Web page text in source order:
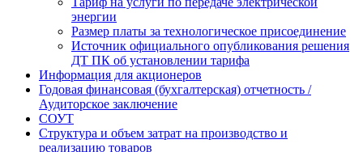
энергии
Размер платы за технологическое присоединение
Источник официального опубликования решения
ДТ ПК об установлении тарифа
Информация для акционеров
Годовая финансовая (бухгалтерская) отчетность /
Аудиторское заключение
СОУТ
Структура и объем затрат на производство и
реализацию товаров